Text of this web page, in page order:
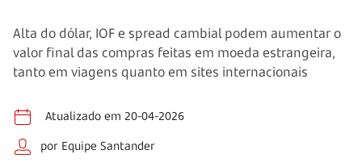
Alta do dólar, IOF e spread cambial podem aumentar o
valor final das compras feitas em moeda estrangeira,
tanto em viagens quanto em sites internacionais
Atualizado em 20-04-2026
por Equipe Santander